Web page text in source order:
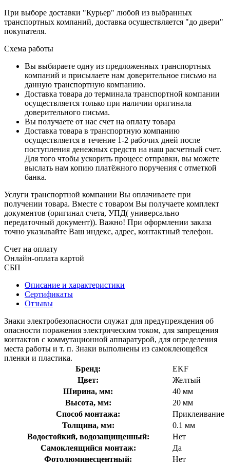
При выборе доставки "Курьер" любой из выбранных
транспортных компаний, доставка осуществляется "до двери"
покупателя.
Схема работы
Вы выбираете одну из предложенных транспортных
компаний и присылаете нам доверительное письмо на
данную транспортную компанию.
Доставка товара до терминала транспортной компании
осуществляется только при наличии оригинала
доверительного письма.
Вы получаете от нас счет на оплату товара
Доставка товара в транспортную компанию
осуществляется в течение 1-2 рабочих дней после
поступления денежных средств на наш расчетный счет.
Для того чтобы ускорить процесс отправки, вы можете
выслать нам копию платёжного поручения с отметкой
банка.
Услуги транспортной компании Вы оплачиваете при
получении товара. Вместе с товаром Вы получаете комплект
документов (оригинал счета, УПД( универсально
передаточный документ)). Важно! При оформлении заказа
точно указывайте Ваш индекс, адрес, контактный телефон.
Счет на оплату
Онлайн-оплата картой
СБП
Описание и характеристики
Сертификаты
Отзывы
Знаки электробезопасности служат для предупреждения об
опасности поражения электрическим током, для запрещения
контактов с коммутационной аппаратурой, для определения
места работы и т. п. Знаки выполнены из самоклеющейся
пленки и пластика.
Бренд:
EKF
Цвет:
Желтый
Ширина, мм:
40 мм
Высота, мм:
20 мм
Способ монтажа:
Приклеивание
Толщина, мм:
0.1 мм
Водостойкий, водозащищенный:
Нет
Самоклеящийся монтаж:
Да
Фотолюминесцентный:
Нет